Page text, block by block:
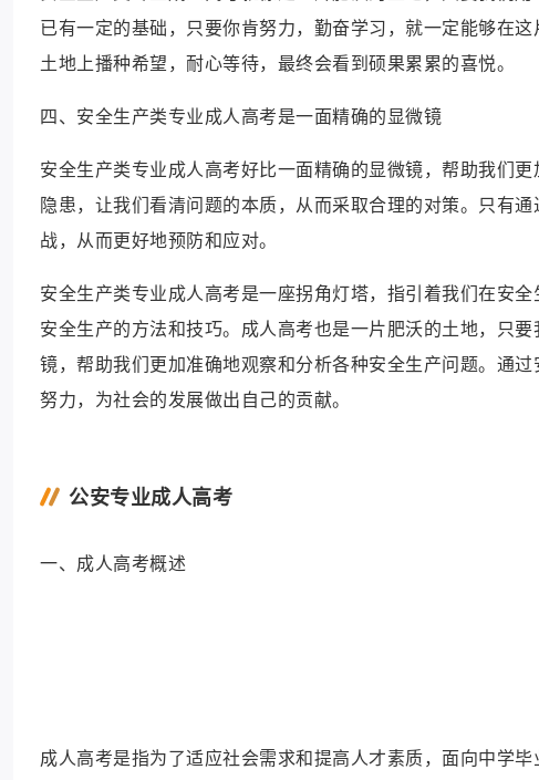
已有一定的基础，只要你肯努力，勤奋学习，就一定能够在
土地上播种希望，耐心等待，最终会看到硕果累累的喜悦。
四、安全生产类专业成人高考是一面精确的显微镜
安全生产类专业成人高考好比一面精确的显微镜，帮助我们
隐患，让我们看清问题的本质，从而采取合理的对策。只有
战，从而更好地预防和应对。
安全生产类专业成人高考是一座拐角灯塔，指引着我们在安
安全生产的方法和技巧。成人高考也是一片肥沃的土地，只
镜，帮助我们更加准确地观察和分析各种安全生产问题。通
努力，为社会的发展做出自己的贡献。
公安专业成人高考
一、成人高考概述
成人高考是指为了适应社会需求和提高人才素质，面向中学